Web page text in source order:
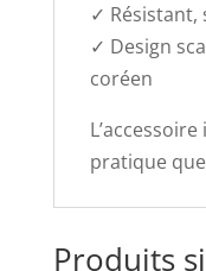
✓ Résistant,
✓ Design
coréen
pratique
Produits